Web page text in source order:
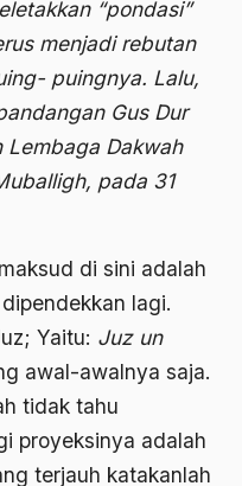
“pondasi”
menjadi rebutan
puingnya. Lalu,
Gus Dur
Dakwah
pada 31
di sini adalah
lagi.
Yaitu: Juz un
awal-awalnya saja.
tidak tahu
proyeksinya adalah
terjauh katakanlah